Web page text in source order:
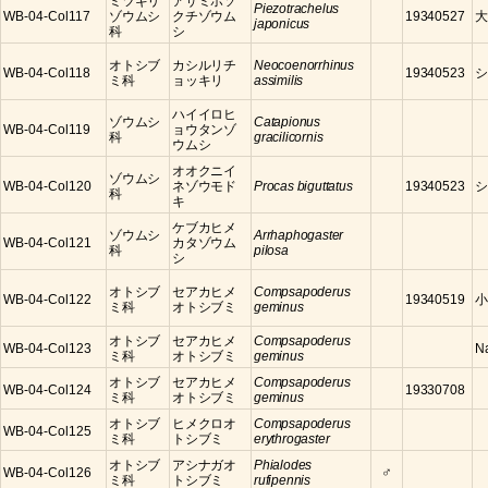
WB-04-Col117
ゾウムシ
科
クチゾウム
シ
Piezotrachelus
japonicus
19340527
WB-04-Col118
オトシブ
ミ科
カシルリチ
ョッキリ
Neocoenorrhinus
assimilis
19340523
WB-04-Col119
ゾウムシ
科
ハイイロヒ
ョウタンゾ
ウムシ
Catapionus
gracilicornis
WB-04-Col120
ゾウムシ
科
オオクニイ
ネゾウモド
キ
Procas biguttatus 19340523
WB-04-Col121
ゾウムシ
科
ケブカヒメ
カタゾウム
シ
Arrhaphogaster
pilosa
WB-04-Col122
オトシブ
ミ科
セアカヒメ
オトシブミ
Compsapoderus
geminus
19340519
WB-04-Col123
オトシブ
ミ科
セアカヒメ
オトシブミ
Compsapoderus
geminus
WB-04-Col124
オトシブ
ミ科
セアカヒメ
オトシブミ
Compsapoderus
geminus
19330708
WB-04-Col125
オトシブ
ミ科
ヒメクロオ
トシブミ
Compsapoderus
erythrogaster
WB-04-Col126
オトシブ
ミ科
アシナガオ
トシブミ
Phialodes
rufipennis
♂